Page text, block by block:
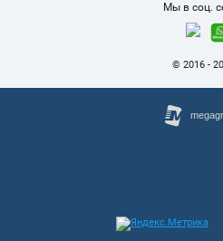
Мы в соц.
© 2016 -